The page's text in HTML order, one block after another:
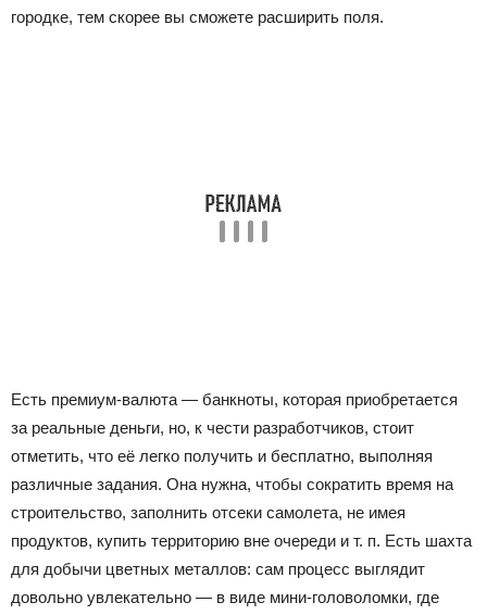
городке, тем скорее вы сможете расширить поля.
Есть премиум-валюта — банкноты, которая приобретается
за реальные деньги, но, к чести разработчиков, стоит
отметить, что её легко получить и бесплатно, выполняя
различные задания. Она нужна, чтобы сократить время на
строительство, заполнить отсеки самолета, не имея
продуктов, купить территорию вне очереди и т. п. Есть шахта
для добычи цветных металлов: сам процесс выглядит
довольно увлекательно — в виде мини-головоломки, где